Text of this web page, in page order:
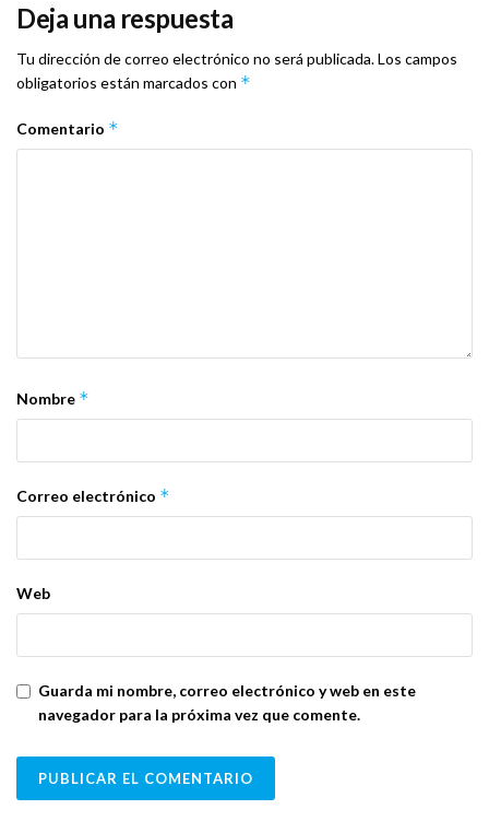
Deja una respuesta
Tu dirección de correo electrónico no será publicada.Los campos
obligatorios están marcados con *
Comentario *
Nombre *
Correo electrónico *
Web
Guarda mi nombre, correo electrónico y web en este
navegador para la próxima vez que comente.